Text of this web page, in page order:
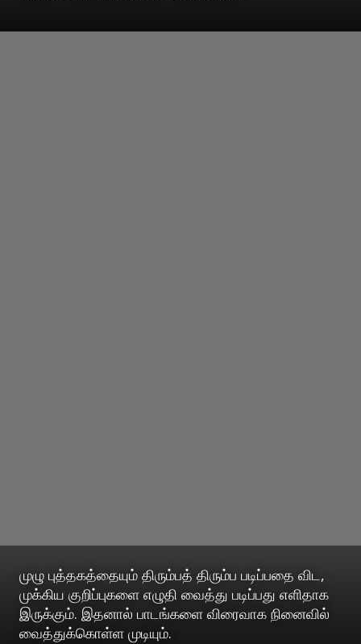
முழு புத்தகத்தையும் திரும்பத் திரும்ப படிப்பதை விட,
முக்கிய குறிப்புகளை எழுதி வைத்து படிப்பது எளிதாக
இருக்கும். இதனால் பாடங்களை விரைவாக நினைவில்
வைத்துக்கொள்ள முடியும்.